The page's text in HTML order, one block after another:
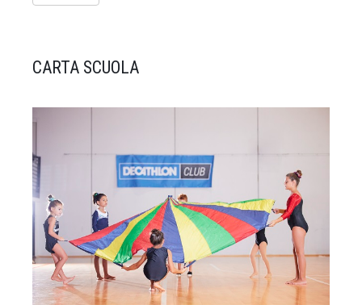
CARTA SCUOLA